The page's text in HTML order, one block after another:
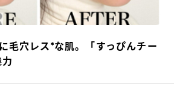
毛穴レス*な肌。「すっぴんチー